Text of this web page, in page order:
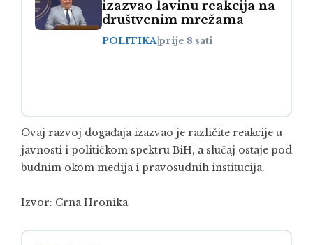
izazvao lavinu reakcija na
društvenim mrežama
POLITIKAprije 8 sati
Ovaj razvoj događaja izazvao je različite reakcije u
javnosti i političkom spektru BiH, a slučaj ostaje pod
budnim okom medija i pravosudnih institucija.
Izvor: Crna Hronika